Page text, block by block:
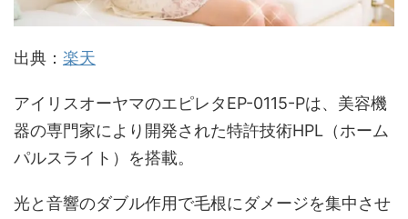
出典： 楽天
アイリスオーヤマのエピレタEP-0115-Pは、美容機
器の専門家により開発された特許技術HPL（ホーム
パルスライト）を搭載。
光と音響のダブル作用で毛根にダメージを集中させ